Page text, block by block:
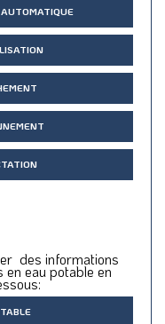
des informations
eau potable en